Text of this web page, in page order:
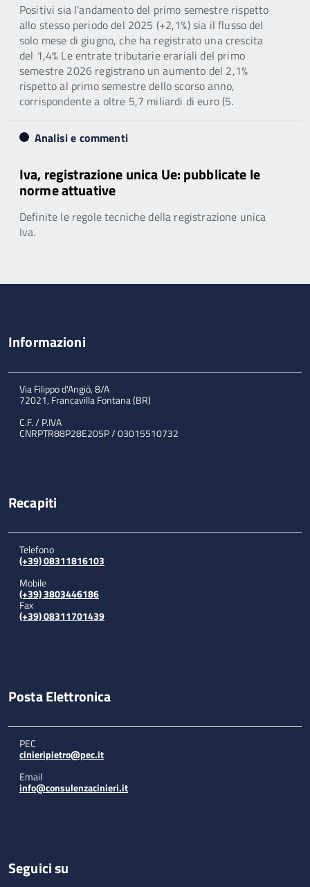
Positivi sia l’andamento del primo semestre rispetto
allo stesso periodo del 2025 (+2,1%) sia il flusso del
solo mese di giugno, che ha registrato una crescita
del 1,4% Le entrate tributarie erariali del primo
semestre 2026 registrano un aumento del 2,1%
rispetto al primo semestre dello scorso anno,
corrispondente a oltre 5,7 miliardi di euro (5.
Analisi e commenti
Iva, registrazione unica Ue: pubblicate le
norme attuative
Definite le regole tecniche della registrazione unica
Iva.
Informazioni
Via Filippo d'Angiò, 8/A
72021, Francavilla Fontana (BR)
C.F. / P.IVA
CNRPTR88P28E205P / 03015510732
Recapiti
Telefono
(+39) 08311816103
Mobile
(+39) 3803446186
Fax
(+39) 08311701439
Posta Elettronica
PEC
cinieripietro@pec.it
Email
info@consulenzacinieri.it
Seguici su